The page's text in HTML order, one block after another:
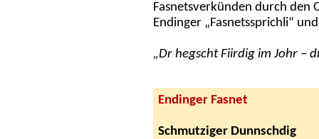
Fasnetsverkünden durch den
Endinger „Fasnetssprichli“
„Dr hegscht Fiirdig im Johr –
Endinger Fasnet
Schmutziger Dunnschdig